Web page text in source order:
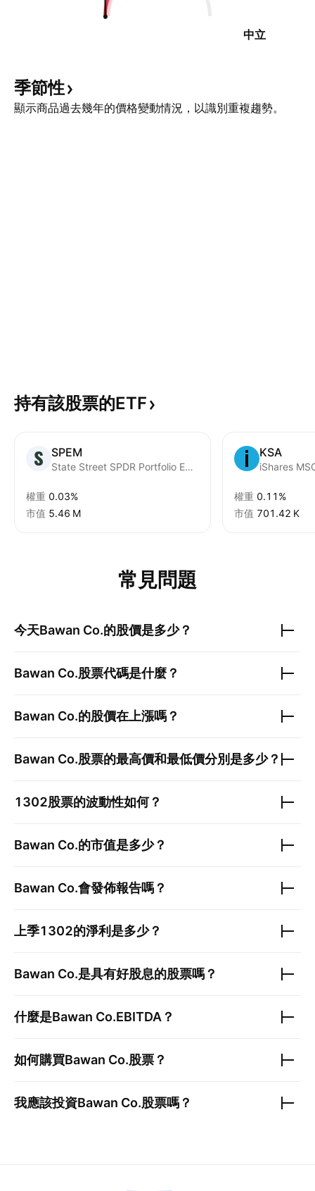
中立
季節性
顯示商品過去幾年的價格變動情況，以識別重複趨勢。
持有該股票的ETF
SPEM
State Street SPDR Portfolio Emerging Markets ETF
權重 0.03%
市值 ‪5.46 M‬
KSA
iShares
權重 0.11%
市值 ‪701.42 K‬
常見問題
今天Bawan Co.的股價是多少？
Bawan Co.股票代碼是什麼？
Bawan Co.的股價在上漲嗎？
Bawan Co.股票的最高價和最低價分別是多少？
1302股票的波動性如何？
Bawan Co.的市值是多少？
Bawan Co.會發佈報告嗎？
上季1302的淨利是多少？
Bawan Co.是具有好股息的股票嗎？
什麼是Bawan Co.EBITDA？
如何購買Bawan Co.股票？
我應該投資Bawan Co.股票嗎？